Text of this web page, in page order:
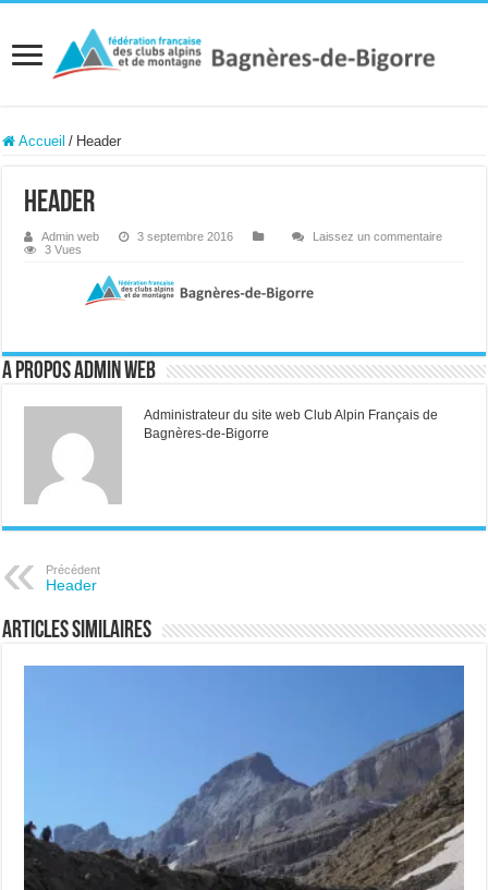
Accueil / Header
Header
Admin web 3 septembre 2016
Laissez un commentaire
3 Vues
A propos Admin web
Administrateur du site web Club Alpin Français de
Bagnères-de-Bigorre
Précédent
Header
Articles similaires